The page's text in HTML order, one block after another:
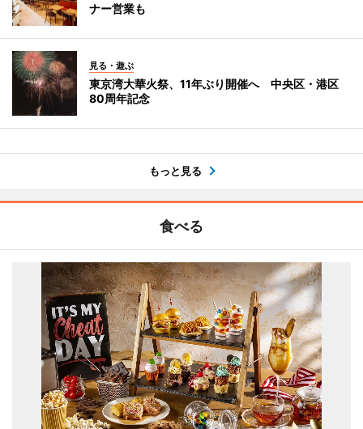
ナー営業も
見る・遊ぶ
東京湾大華火祭、11年ぶり開催へ 中央区・港区
80周年記念
もっと見る
食べる